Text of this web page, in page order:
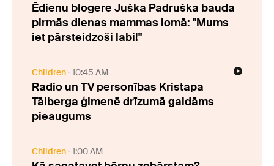
Ēdienu blogere Juška Padruška bauda
pirmās dienas mammas lomā: "Mums
iet pārsteidzoši labi!"
Children 10:45 AM
Radio un TV personības Kristapa
Tālberga ģimenē drīzumā gaidāms
pieaugums
Children 1:00 AM